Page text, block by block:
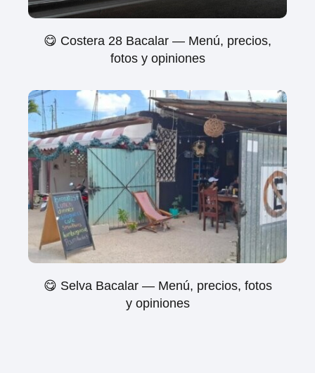
😋 Costera 28 Bacalar — Menú, precios,
fotos y opiniones
😋 Selva Bacalar — Menú, precios, fotos
y opiniones